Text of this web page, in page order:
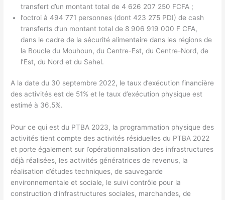
transfert d’un montant total de 4 626 207 250 FCFA ;
l’octroi à 494 771 personnes (dont 423 275 PDI) de cash
transferts d’un montant total de 8 906 919 000 F CFA,
dans le cadre de la sécurité alimentaire dans les régions de
la Boucle du Mouhoun, du Centre-Est, du Centre-Nord, de
l’Est, du Nord et du Sahel.
A la date du 30 septembre 2022, le taux d’exécution financière
des activités est de 51% et le taux d’exécution physique est
estimé à 36,5%.
Pour ce qui est du PTBA 2023, la programmation physique des
activités tient compte des activités résiduelles du PTBA 2022
et porte également sur l’opérationnalisation des infrastructures
déjà réalisées, les activités génératrices de revenus, la
réalisation d’études techniques, de sauvegarde
environnementale et sociale, le suivi contrôle pour la
construction d’infrastructures sociales, marchandes, de